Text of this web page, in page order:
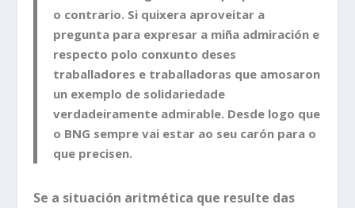
o contrario. Si quixera aproveitar a
pregunta para expresar a miña admiración e
respecto polo conxunto deses
traballadores e traballadoras que amosaron
un exemplo de solidariedade
verdadeiramente admirable. Desde logo que
o BNG sempre vai estar ao seu carón para o
que precisen.
Se a situación aritmética que resulte das